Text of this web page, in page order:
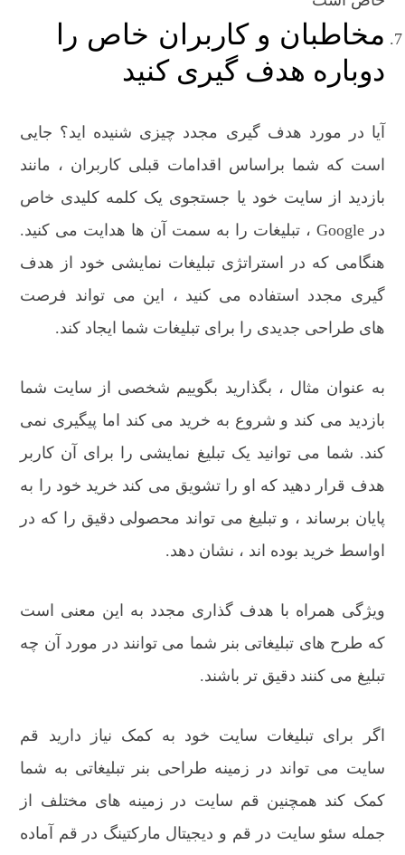
مخاطبان و کاربران خاص را
دوباره هدف گیری کنید
آیا در مورد هدف گیری مجدد چیزی شنیده اید؟ جایی
است که شما براساس اقدامات قبلی کاربران ، مانند
بازدید از سایت خود یا جستجوی یک کلمه کلیدی خاص
در Google ، تبلیغات را به سمت آن ها هدایت می کنید.
هنگامی که در استراتژی تبلیغات نمایشی خود از هدف
گیری مجدد استفاده می کنید ، این می تواند فرصت
های طراحی جدیدی را برای تبلیغات شما ایجاد کند.
به عنوان مثال ، بگذارید بگوییم شخصی از سایت شما
بازدید می کند و شروع به خرید می کند اما پیگیری نمی
کند. شما می توانید یک تبلیغ نمایشی را برای آن کاربر
هدف قرار دهید که او را تشویق می کند خرید خود را به
پایان برساند ، و تبلیغ می تواند محصولی دقیق را که در
اواسط خرید بوده اند ، نشان دهد.
ویژگی همراه با هدف گذاری مجدد به این معنی است
که طرح های تبلیغاتی بنر شما می توانند در مورد آن چه
تبلیغ می کنند دقیق تر باشند.
اگر برای تبلیغات سایت خود به کمک نیاز دارید قم
سایت می تواند در زمینه طراحی بنر تبلیغاتی به شما
کمک کند همچنین قم سایت در زمینه های مختلف از
جمله سئو سایت در قم و دیجیتال مارکتینگ در قم آماده